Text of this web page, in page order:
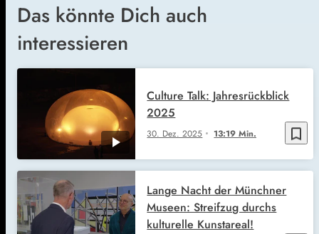
Das könnte Dich auch
interessieren
bookmark_border
30. Dez. 2025 13:19 Min.
Culture Talk: Jahresrückblick
2025
Lange Nacht der Münchner
Museen: Streifzug durchs
kulturelle Kunstareal!